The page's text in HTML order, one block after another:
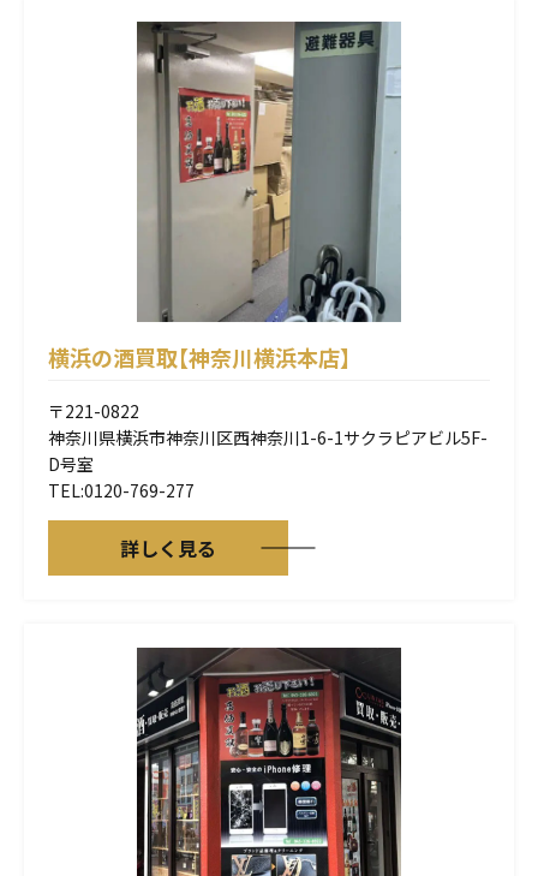
横浜の酒買取【神奈川横浜本店】
〒221-0822
神奈川県横浜市神奈川区西神奈川1-6-1サクラピアビル5F-
D号室
TEL:0120-769-277
詳しく見る